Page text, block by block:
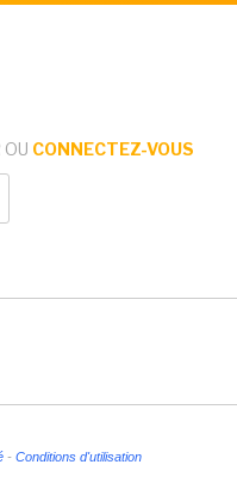
OU CONNECTEZ-VOUS
- Conditions d'utilisation